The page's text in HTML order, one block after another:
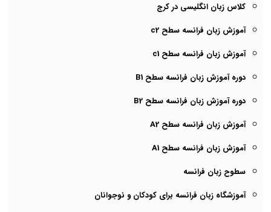
کلاس زبان انگلیسی در کرج
آموزش زبان فرانسه سطح c2
آموزش زبان فرانسه سطح c1
دوره آموزش زبان فرانسه سطح B1
دوره آموزش زبان فرانسه سطح B2
آموزش زبان فرانسه سطح A2
آموزش زبان فرانسه سطح A1
سطوح زبان فرانسه
آموزشگاه زبان فرانسه برای کودکان و نوجوانان